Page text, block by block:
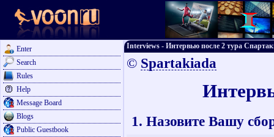
Enter
Search
Rules
Help
Message Board
Blogs
Public Guestbook
Interviews - Интервью после 2 тура
© Spartakiada
1. Назовите Вашу